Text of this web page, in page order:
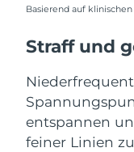
Basierend auf
Straff und
entspannen
feiner Linien
Oman
Philippinen